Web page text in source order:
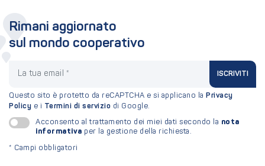
Rimani aggiornato
sul mondo cooperativo
ISCRIVITI
Questo sito è protetto da reCAPTCHA e si applicano la Privacy
Policy e i Termini di servizio di Google.
Acconsento al trattamento dei miei dati secondo la nota
informativa per la gestione della richiesta.
* Campi obbligatori